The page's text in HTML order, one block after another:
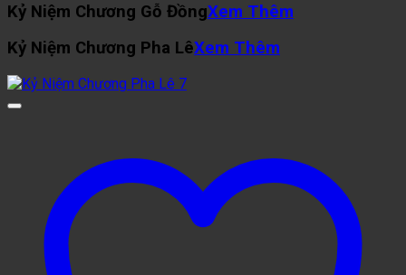
Kỷ Niệm Chương Gỗ ĐồngXem Thêm
Kỷ Niệm Chương Pha LêXem Thêm